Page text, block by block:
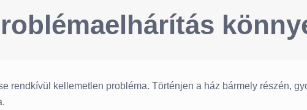
rendkívül kellemetlen probléma. Történjen a ház bármely részén,